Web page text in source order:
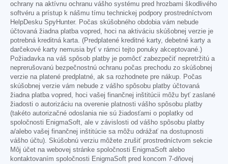
ochrany na aktívnu ochranu vášho systému pred hrozbami škodlivého
softvéru a prístup k nášmu tímu technickej podpory prostredníctvom
HelpDesku SpyHunter. Počas skúšobného obdobia vám nebude
účtovaná žiadna platba vopred, hoci na aktiváciu skúšobnej verzie je
potrebná kreditná karta. (Predplatené kreditné karty, debetné karty a
darčekové karty nemusia byť v rámci tejto ponuky akceptované.)
Požiadavka na váš spôsob platby je pomôcť zabezpečiť nepretržitú a
neprerušovanú bezpečnostnú ochranu počas prechodu zo skúšobnej
verzie na platené predplatné, ak sa rozhodnete pre nákup. Počas
skúšobnej verzie vám nebude z vášho spôsobu platby účtovaná
žiadna platba vopred, hoci vašej finančnej inštitúcii môžu byť zaslané
žiadosti o autorizáciu na overenie platnosti vášho spôsobu platby
(takéto autorizačné odoslania nie sú žiadosťami o poplatky od
spoločnosti EnigmaSoft, ale v závislosti od vášho spôsobu platby
a/alebo vašej finančnej inštitúcie sa môžu odrážať na dostupnosti
vášho účtu). Skúšobnú verziu môžete zrušiť prostredníctvom sekcie
Môj účet na webovej stránke spoločnosti EnigmaSoft alebo
kontaktovaním spoločnosti EnigmaSoft pred koncom 7-dňovej